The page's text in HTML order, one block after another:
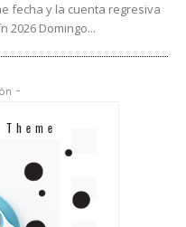
fecha y la cuenta regresiva
2026 Domingo...
-